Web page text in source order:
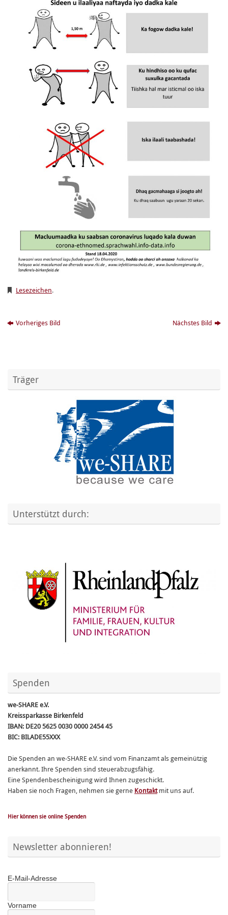
Lesezeichen.
Vorheriges Bild Nächstes Bild
Träger
Unterstützt durch:
Spenden
we-SHARE e.V.
Kreissparkasse Birkenfeld
IBAN: DE20 5625 0030 0000 2454 45
BIC: BILADE55XXX
Die Spenden an we-SHARE e.V. sind vom Finanzamt als gemeinützig
anerkannt. Ihre Spenden sind steuerabzugsfähig.
Eine Spendenbescheinigung wird Ihnen zugeschickt.
Haben sie noch Fragen, nehmen sie gerne Kontaktmit uns auf.
Hier können sie online Spenden
Newsletter abonnieren!
E-Mail-Adresse
Vorname